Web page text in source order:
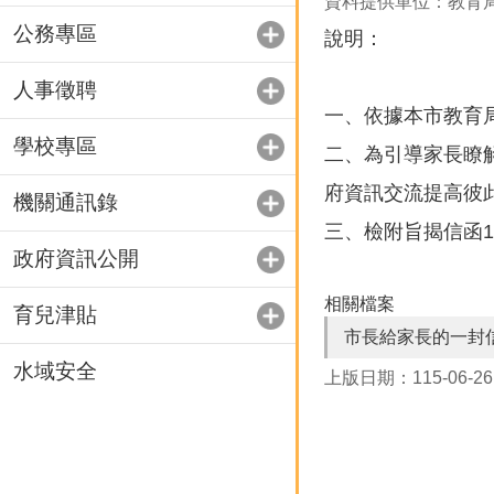
公務專區
人事徵聘
學校專區
機關通訊錄
政府資訊公開
育兒津貼
水域安全
說明：
一、依據本市教育
二、為引導家長瞭
府資訊交流提高彼
三、檢附旨揭信函
相關檔案
市長給家長的一封
上版日期：115-06-26